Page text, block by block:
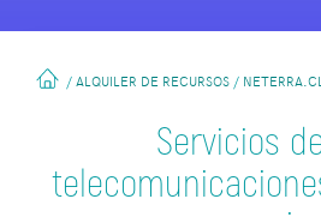
/ALQUILER DE RECURSOS /
Servicios